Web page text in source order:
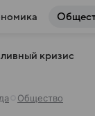
кризис
Общество